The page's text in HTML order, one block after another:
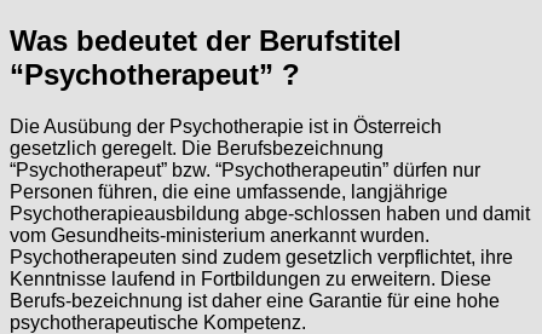
Was bedeutet der Berufstitel
“Psychotherapeut” ?
Die Ausübung der Psychotherapie ist in Österreich
gesetzlich geregelt. Die Berufsbezeichnung
“Psychotherapeut” bzw. “Psychotherapeutin” dürfen nur
Personen führen, die eine umfassende, langjährige
Psychotherapieausbildung abge-schlossen haben und damit
vom Gesundheits-ministerium anerkannt wurden.
Psychotherapeuten sind zudem gesetzlich verpflichtet, ihre
Kenntnisse laufend in Fortbildungen zu erweitern. Diese
Berufs-bezeichnung ist daher eine Garantie für eine hohe
psychotherapeutische Kompetenz.